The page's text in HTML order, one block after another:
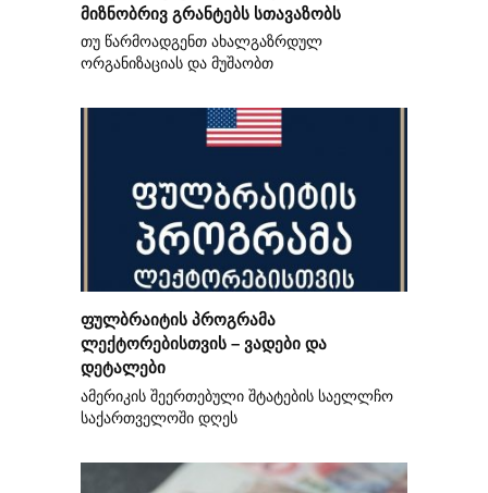
მიზნობრივ გრანტებს სთავაზობს
თუ წარმოადგენთ ახალგაზრდულ
ორგანიზაციას და მუშაობთ
ფულბრაიტის პროგრამა
ლექტორებისთვის – ვადები და
დეტალები
ამერიკის შეერთებული შტატების საელლჩო
საქართველოში დღეს